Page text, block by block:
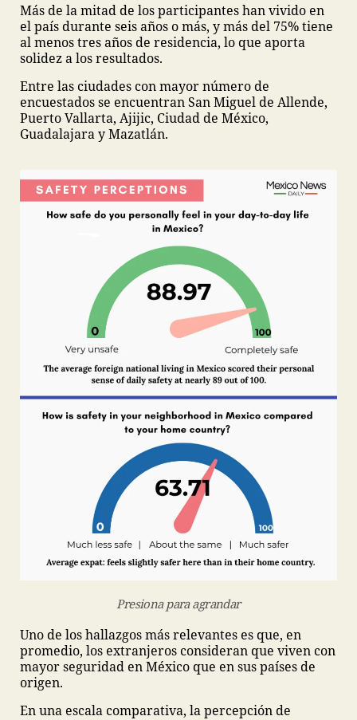
Más de la mitad de los participantes han vivido en
el país durante seis años o más, y más del 75% tiene
al menos tres años de residencia, lo que aporta
solidez a los resultados.
Entre las ciudades con mayor número de
encuestados se encuentran San Miguel de Allende,
Puerto Vallarta, Ajijic, Ciudad de México,
Guadalajara y Mazatlán.
Presiona para agrandar
Uno de los hallazgos más relevantes es que, en
promedio, los extranjeros consideran que viven con
mayor seguridad en México que en sus países de
origen.
En una escala comparativa, la percepción de